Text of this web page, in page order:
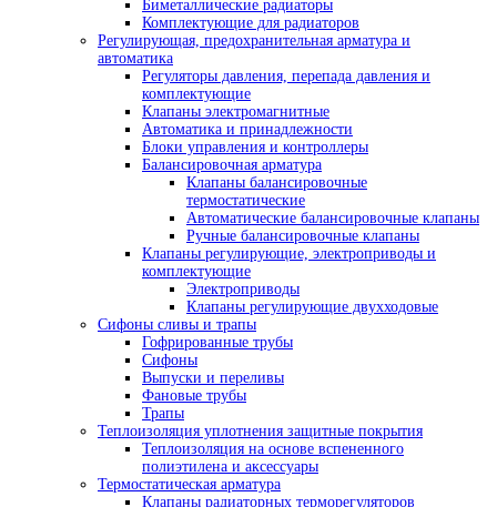
Биметаллические радиаторы
Комплектующие для радиаторов
Регулирующая, предохранительная арматура и
автоматика
Регуляторы давления, перепада давления и
комплектующие
Клапаны электромагнитные
Автоматика и принадлежности
Блоки управления и контроллеры
Балансировочная арматура
Клапаны балансировочные
термостатические
Автоматические балансировочные клапаны
Ручные балансировочные клапаны
Клапаны регулирующие, электроприводы и
комплектующие
Электроприводы
Клапаны регулирующие двухходовые
Сифоны сливы и трапы
Гофрированные трубы
Сифоны
Выпуски и переливы
Фановые трубы
Трапы
Теплоизоляция уплотнения защитные покрытия
Теплоизоляция на основе вспененного
полиэтилена и аксессуары
Термостатическая арматура
Клапаны радиаторных терморегуляторов